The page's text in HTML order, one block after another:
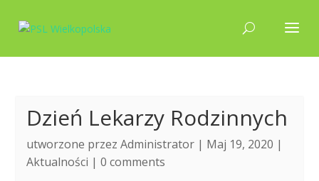
Dzień Lekarzy Rodzinnych
utworzone przezAdministrator | Maj 19, 2020 |
Aktualności |0 comments